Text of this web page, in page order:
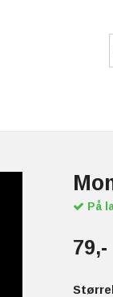
På
79,-